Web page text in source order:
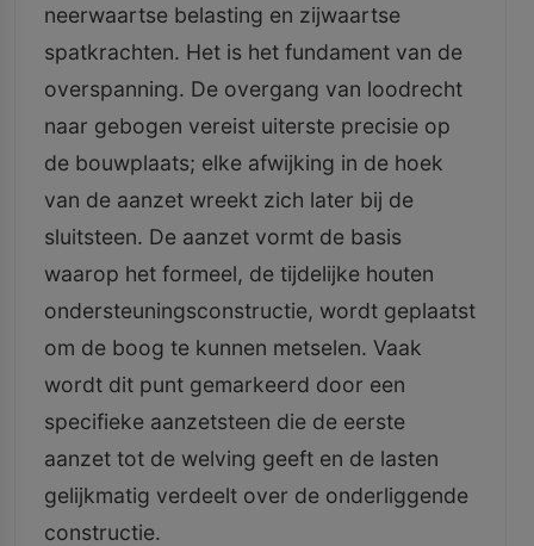
neerwaartse belasting en zijwaartse
spatkrachten. Het is het fundament van de
overspanning. De overgang van loodrecht
naar gebogen vereist uiterste precisie op
de bouwplaats; elke afwijking in de hoek
van de aanzet wreekt zich later bij de
sluitsteen. De aanzet vormt de basis
waarop het formeel, de tijdelijke houten
ondersteuningsconstructie, wordt geplaatst
om de boog te kunnen metselen. Vaak
wordt dit punt gemarkeerd door een
specifieke aanzetsteen die de eerste
aanzet tot de welving geeft en de lasten
gelijkmatig verdeelt over de onderliggende
constructie.